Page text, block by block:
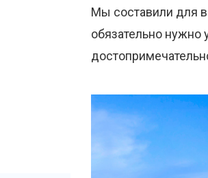
Мы составили для
обязательно нужно